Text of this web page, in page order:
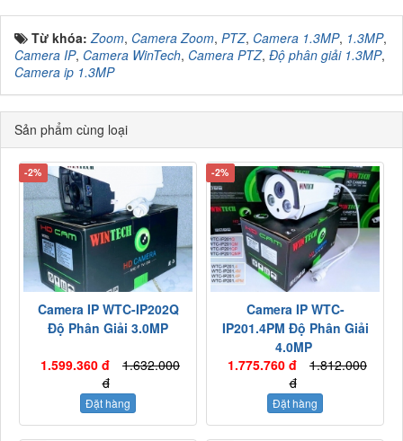
Từ khóa:Zoom, Camera Zoom, PTZ, Camera 1.3MP, 1.3MP,
Camera IP, Camera WinTech, Camera PTZ, Độ phân giải 1.3MP,
Camera ip 1.3MP
Sản phẩm cùng loại
-2%
Camera IP WTC-IP202Q
Độ Phân Giải 3.0MP
1.599.360 đ
1.632.000
đ
Đặt hàng
-2%
Camera IP WTC-
IP201.4PM Độ Phân Giải
4.0MP
1.775.760 đ
1.812.000
đ
Đặt hàng